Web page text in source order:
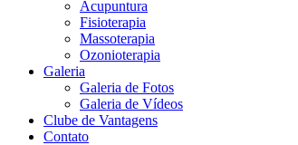
Acupuntura
Fisioterapia
Massoterapia
Ozonioterapia
Galeria
Galeria de Fotos
Galeria de Vídeos
Clube de Vantagens
Contato